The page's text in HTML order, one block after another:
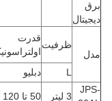
برق
دیجیتال
مدل
ظرفیت
قدرت
L
دبلیو
JPS-
3 لیتر 50 تا 120